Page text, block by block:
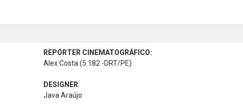
REPÓRTER CINEMATOGRÁFICO:
Alex Costa (5.182 -DRT/PE)
DESIGNER:
Java Araújo